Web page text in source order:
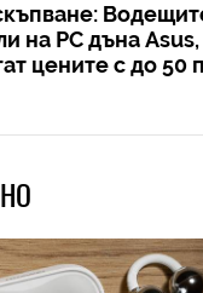
на РС дъна Asus,
цените с до 50